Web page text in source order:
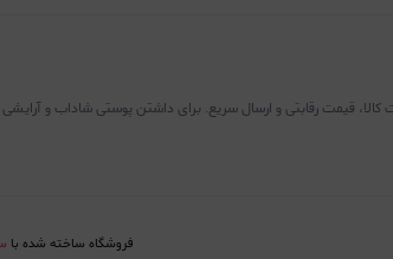
قیمت رقابتی و ارسال سریع. برای داشتن پوستی شاداب و آرایشی
فروشگاه ساخته شده با